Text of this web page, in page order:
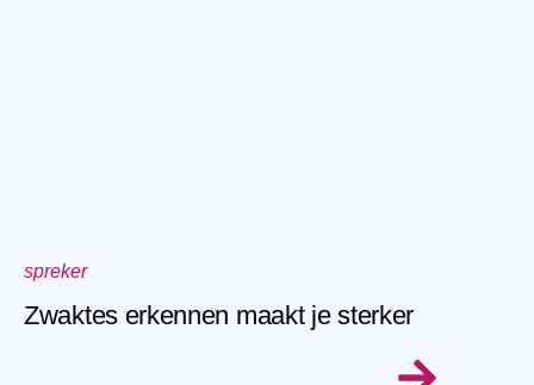
spreker
Zwaktes erkennen maakt je sterker